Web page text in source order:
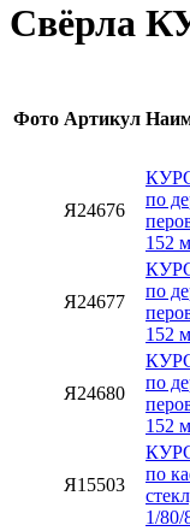
Свёрла
Фото Артикул
Я24676
по
152
Я24677
по
152
Я24680
по
152
Я15503
по
1/80/